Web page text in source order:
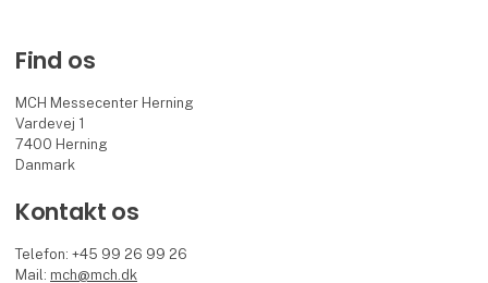
Find os
MCH Messecenter Herning
Vardevej 1
7400 Herning
Danmark
Kontakt os
Telefon: +45 99 26 99 26
Mail: mch@mch.dk